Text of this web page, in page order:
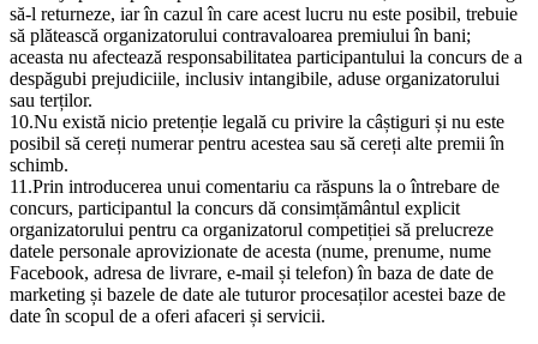
să-l returneze, iar în cazul în care acest lucru nu este posibil, trebuie
să plătească organizatorului contravaloarea premiului în bani;
aceasta nu afectează responsabilitatea participantului la concurs de a
despăgubi prejudiciile, inclusiv intangibile, aduse organizatorului
sau terților.
10.Nu există nicio pretenție legală cu privire la câștiguri și nu este
posibil să cereți numerar pentru acestea sau să cereți alte premii în
schimb.
11.Prin introducerea unui comentariu ca răspuns la o întrebare de
concurs, participantul la concurs dă consimțământul explicit
organizatorului pentru ca organizatorul competiției să prelucreze
datele personale aprovizionate de acesta (nume, prenume, nume
Facebook, adresa de livrare, e-mail și telefon) în baza de date de
marketing și bazele de date ale tuturor procesaților acestei baze de
date în scopul de a oferi afaceri și servicii.